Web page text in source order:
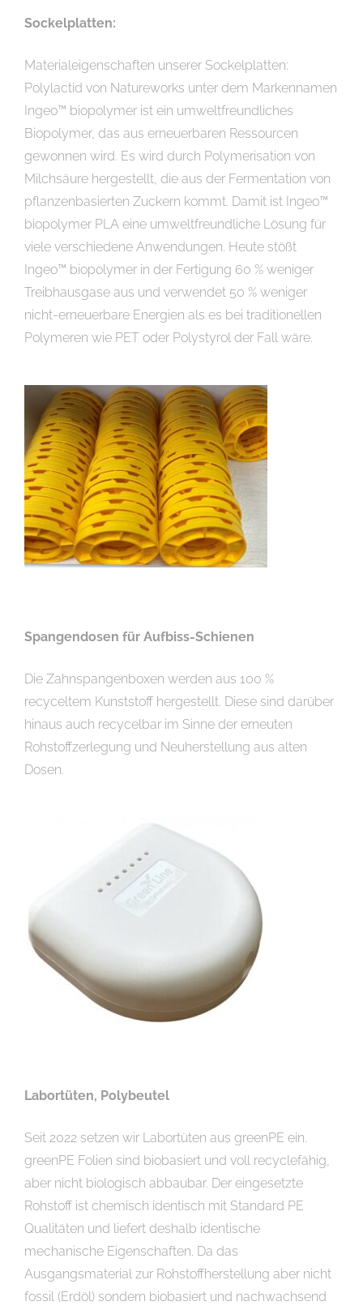
Sockelplatten:
Materialeigenschaften unserer Sockelplatten:
Polylactid von Natureworks unter dem Markennamen
Ingeo™ biopolymer ist ein umweltfreundliches
Biopolymer, das aus erneuerbaren Ressourcen
gewonnen wird. Es wird durch Polymerisation von
Milchsäure hergestellt, die aus der Fermentation von
pflanzenbasierten Zuckern kommt. Damit ist Ingeo™
biopolymer PLA eine umweltfreundliche Lösung für
viele verschiedene Anwendungen. Heute stößt
Ingeo™ biopolymer in der Fertigung 60 % weniger
Treibhausgase aus und verwendet 50 % weniger
nicht-erneuerbare Energien als es bei traditionellen
Polymeren wie PET oder Polystyrol der Fall wäre.
Spangendosen für Aufbiss-Schienen
Die Zahnspangenboxen werden aus 100 %
recyceltem Kunststoff hergestellt. Diese sind darüber
hinaus auch recycelbar im Sinne der erneuten
Rohstoffzerlegung und Neuherstellung aus alten
Dosen.
Labortüten, Polybeutel
Seit 2022 setzen wir Labortüten aus greenPE ein.
greenPE Folien sind biobasiert und voll recyclefähig,
aber nicht biologisch abbaubar. Der eingesetzte
Rohstoff ist chemisch identisch mit Standard PE
Qualitäten und liefert deshalb identische
mechanische Eigenschaften. Da das
Ausgangsmaterial zur Rohstoffherstellung aber nicht
fossil (Erdöl) sondern biobasiert und nachwachsend